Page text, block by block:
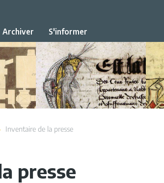
Archiver S'informer
Inventaire de la presse
presse